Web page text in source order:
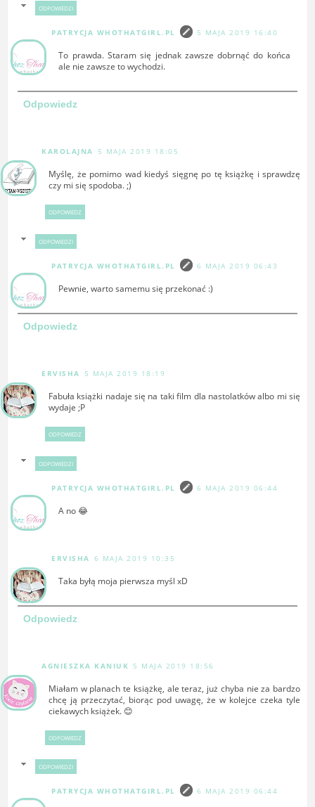
ODPOWIEDZI
PATRYCJA WHOTHATGIRL.PL 5 MAJA 2019 16:40
To prawda. Staram się jednak zawsze dobrnąć do końca
ale nie zawsze to wychodzi.
Odpowiedz
KAROLAJNA 5 MAJA 2019 18:05
Myślę, że pomimo wad kiedyś sięgnę po tę książkę i sprawdzę
czy mi się spodoba. ;)
ODPOWIEDZ
ODPOWIEDZI
PATRYCJA WHOTHATGIRL.PL 6 MAJA 2019 06:43
Pewnie, warto samemu się przekonać :)
Odpowiedz
ERVISHA 5 MAJA 2019 18:19
Fabuła książki nadaje się na taki film dla nastolatków albo mi się
wydaje ;P
ODPOWIEDZ
ODPOWIEDZI
PATRYCJA WHOTHATGIRL.PL 6 MAJA 2019 06:44
A no 😂
ERVISHA 6 MAJA 2019 10:35
Taka byłą moja pierwsza myśl xD
Odpowiedz
AGNIESZKA KANIUK 5 MAJA 2019 18:56
Miałam w planach te książkę, ale teraz, już chyba nie za bardzo
chcę ją przeczytać, biorąc pod uwagę, że w kolejce czeka tyle
ciekawych książek. 😊
ODPOWIEDZ
ODPOWIEDZI
PATRYCJA WHOTHATGIRL.PL 6 MAJA 2019 06:44